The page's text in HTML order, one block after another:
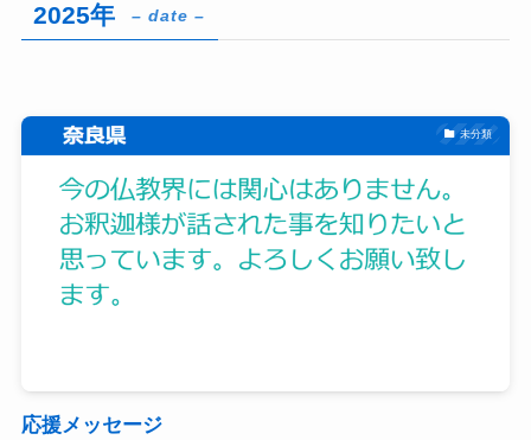
2025年 – date –
未分類
応援メッセージ